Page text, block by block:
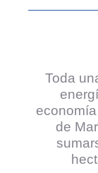
Toda
de